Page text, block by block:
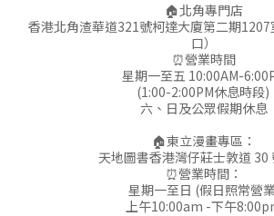
🏠北角專門店
香港北角渣華道321號柯達大廈第二期
口）
⏰營業時間
星期一至五 10:00AM-
(1:00-2:00PM休息時段)
六、日及公眾假期休息
🏠東立漫畫專區：
天地圖書香港灣仔莊士敦道 30
⏰營業時間：
星期一至日 (假日照常營
上午10:00am -下午